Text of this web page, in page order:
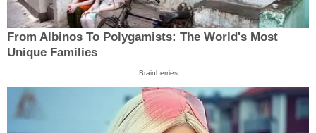
From Albinos To Polygamists: The World's Most
Unique Families
Brainberries